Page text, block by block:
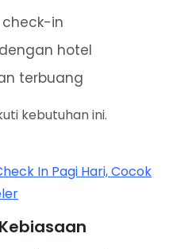
check-in
hotel
terbuang
kebutuhan ini.
In Pagi Hari, Cocok